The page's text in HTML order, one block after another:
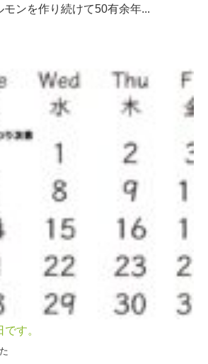
ンを作り続けて50有余年...
す。